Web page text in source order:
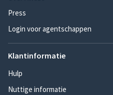
Press
Login voor agentschappen
Klantinformatie
Hulp
Nuttige informatie